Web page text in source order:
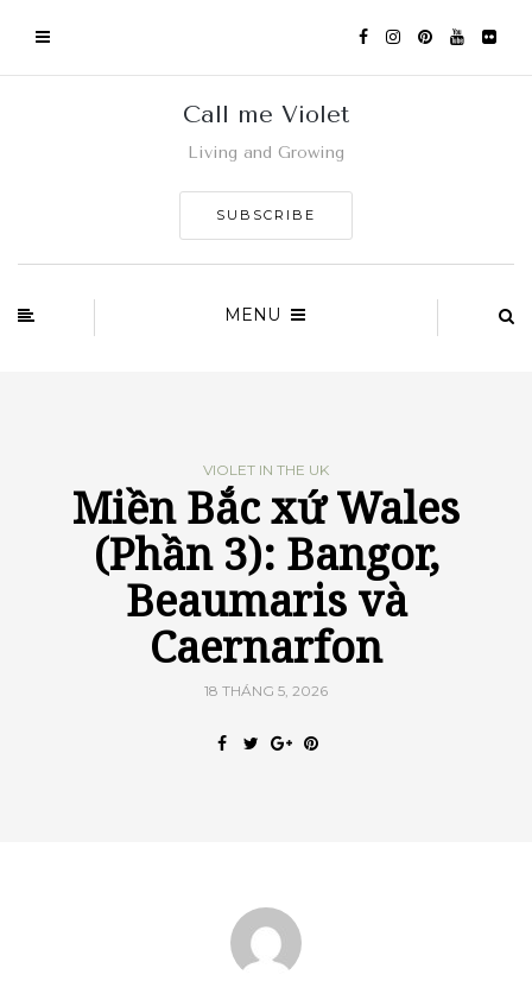
Call me Violet
Living and Growing
SUBSCRIBE
MENU
VIOLET IN THE UK
Miền Bắc xứ Wales
(Phần 3): Bangor,
Beaumaris và
Caernarfon
18 THÁNG 5, 2026